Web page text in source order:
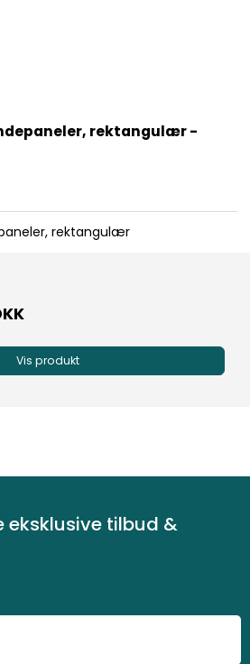
rektangulær -
rektangulær
Vis produkt
tilbud &